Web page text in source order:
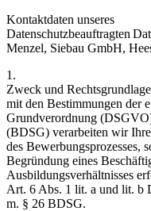
Kontaktdaten unseres
Datenschutzbeauftragten
Menzel, Siebau GmbH,
1.
Zweck und
mit den Bestimmungen der
Grundverordnung
(BDSG) verarbeiten wir
des Bewerbungsprozesses,
Begründung eines
Ausbildungsverhältnisses
Art. 6 Abs. 1 lit. a und lit.
m. § 26 BDSG.